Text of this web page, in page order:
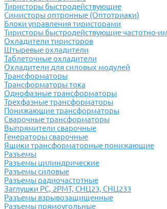
Тиристоры быстродействующие
Симисторы оптронные (Оптотриаки)
Блоки управления тиристорами
Тиристоры быстродействующие частотно-
Охладители тиристоров
Штыревые охладители
Таблеточные охладители
Охладители для силовых модулей
Трансформаторы
Трансформаторы тока
Однофазные трансформаторы
Трехфазные трансформаторы
Понижающие трансформаторы
Сварочные трансформаторы
Выпрямители сварочные
Генераторы сварочные
Ящики трансформаторные понижающие
Разъемы
Разъемы цилиндрические
Разъемы силовые
Разъемы радиочастотные
Заглушки РС, 2РМТ, СНЦ23, СНЦ233
Разъемы взрывозащищенные
Разъемы прямоугольные